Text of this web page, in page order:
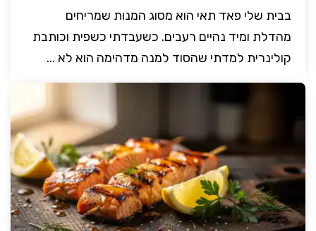
בבית שלי פאד תאי הוא מסוג המנות שמריחים
מהדלת ומיד נהיים רעבים. כשעבדתי כשפית וכותבת
קולינרית למדתי שהסוד למנה מדהימה הוא לא ...